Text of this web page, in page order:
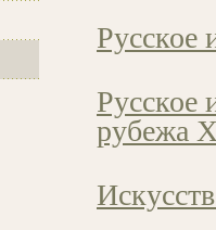
Русское
Русское
рубежа